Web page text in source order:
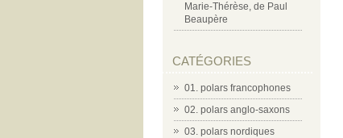
Marie-Thérèse, de Paul
Beaupère
CATÉGORIES
01. polars francophones
02. polars anglo-saxons
03. polars nordiques